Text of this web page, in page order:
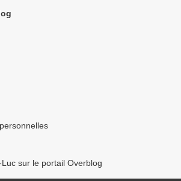
sur le portail Overblog